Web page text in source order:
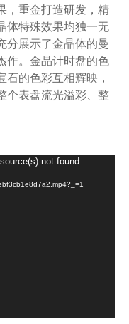
，重金打造研发，精
体特殊效果均独一无
分展示了金晶体的曼
作。金晶计时盘的色
的色彩互相辉映，
个表盘流光溢彩、整
not found